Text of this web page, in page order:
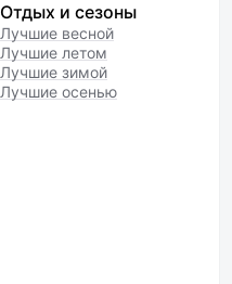
Отдых и сезоны
Лучшие весной
Лучшие летом
Лучшие зимой
Лучшие осенью